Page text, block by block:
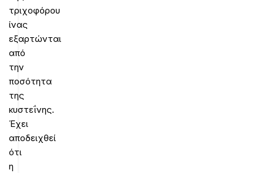
τριχοφόρου
ίνας
εξαρτώνται
από
την
ποσότητα
της
κυστεΐνης.
Έχει
αποδειχθεί
ότι
η